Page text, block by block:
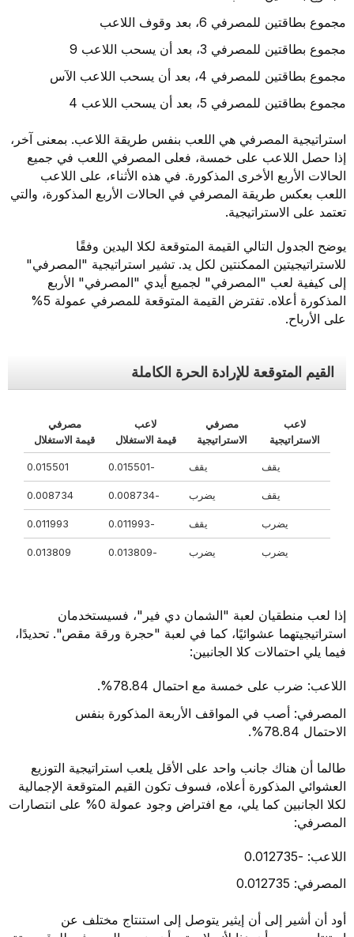
مجموع بطاقتين للمصرفي 6، بعد وقوف اللاعب
مجموع بطاقتين للمصرفي 3، بعد أن يسحب اللاعب 9
مجموع بطاقتين للمصرفي 4، بعد أن يسحب اللاعب الآس
مجموع بطاقتين للمصرفي 5، بعد أن يسحب اللاعب 4
استراتيجية المصرفي هي اللعب بنفس طريقة اللاعب. بمعنى آخر،
إذا حصل اللاعب على خمسة، فعلى المصرفي اللعب في جميع
الحالات الأربع الأخرى المذكورة. في هذه الأثناء، على اللاعب
اللعب بعكس طريقة المصرفي في الحالات الأربع المذكورة، والتي
تعتمد على الاستراتيجية.
يوضح الجدول التالي القيمة المتوقعة لكلا اليدين وفقًا
للاستراتيجيتين الممكنتين لكل يد. تشير استراتيجية "المصرفي"
إلى كيفية لعب "المصرفي" لجميع أيدي "المصرفي" الأربع
المذكورة أعلاه. تفترض القيمة المتوقعة للمصرفي عمولة 5%
على الأرباح.
القيم المتوقعة للإرادة الحرة الكاملة
لاعب
الاستراتيجية
مصرفي
الاستراتيجية
لاعب
قيمة الاستغلال
مصرفي
قيمة الاستغلال
يقف يقف 0.015501
يقف يضرب 0.008734
يضرب يقف 0.011993
يضرب يضرب 0.013809
إذا لعب منطقيان لعبة "الشمان دي فير"، فسيستخدمان
استراتيجيتهما عشوائيًا، كما في لعبة "حجرة ورقة مقص". تحديدًا،
فيما يلي احتمالات كلا الجانبين:
اللاعب: ضرب على خمسة مع احتمال 78.84%.
المصرفي: أصب في المواقف الأربعة المذكورة بنفس
الاحتمال 78.84%.
طالما أن هناك جانب واحد على الأقل يلعب استراتيجية التوزيع
العشوائي المذكورة أعلاه، فسوف تكون القيم المتوقعة الإجمالية
لكلا الجانبين كما يلي، مع افتراض وجود عمولة 0% على انتصارات
المصرفي:
اللاعب: -0.012735
المصرفي: 0.012735
أود أن أشير إلى أن إيثير يتوصل إلى استنتاج مختلف عن